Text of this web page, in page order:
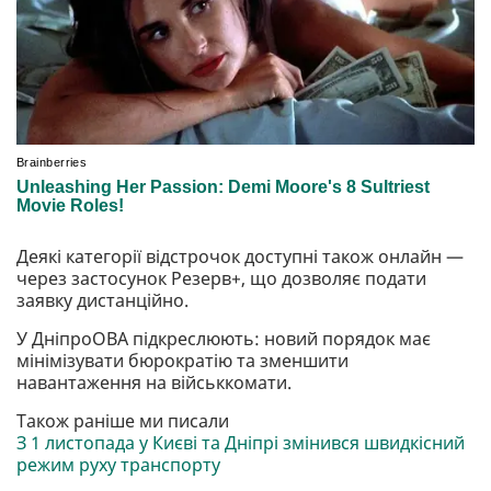
Деякі категорії відстрочок доступні також онлайн —
через застосунок Резерв+, що дозволяє подати
заявку дистанційно.
У ДніпроОВА підкреслюють: новий порядок має
мінімізувати бюрократію та зменшити
навантаження на військкомати.
Також раніше ми писали
З 1 листопада у Києві та Дніпрі змінився швидкісний
режим руху транспорту